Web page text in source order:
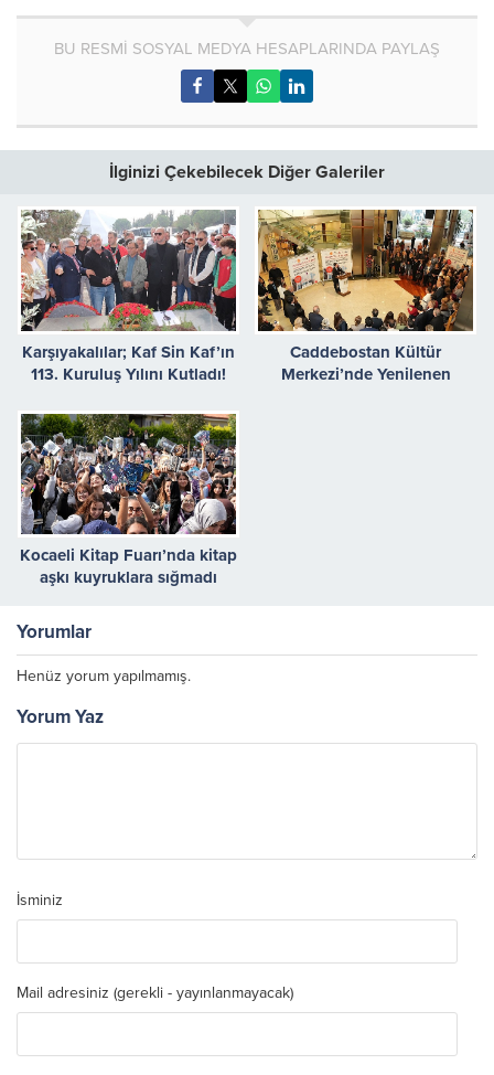
BU RESMİ SOSYAL MEDYA HESAPLARINDA PAYLAŞ
İlginizi Çekebilecek Diğer Galeriler
Karşıyakalılar; Kaf Sin Kaf’ın
113. Kuruluş Yılını Kutladı!
Caddebostan Kültür
Merkezi’nde Yenilenen
Kocaeli Kitap Fuarı’nda kitap
aşkı kuyruklara sığmadı
Yorumlar
Henüz yorum yapılmamış.
Yorum Yaz
İsminiz
Mail adresiniz (gerekli - yayınlanmayacak)